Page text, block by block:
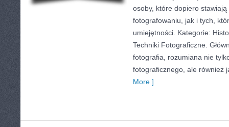
osoby, które dopiero
fotografowaniu, jak i tych,
umiejętności. Kategorie:
Techniki Fotograficzne.
fotografia, rozumiana nie
fotograficznego, ale również
More ]